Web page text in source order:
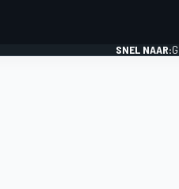
SNEL NAAR: